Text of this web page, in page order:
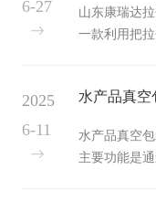
山东康瑞达
一款利用把
自动化程度
设备整机架
过高精度龙
6-27
水产品真空
水产品真空
主要功能是
2025
6-11